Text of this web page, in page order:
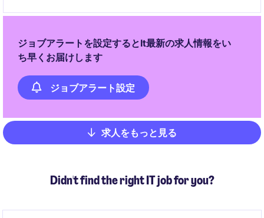
ジョブアラートを設定するとIt最新の求人情報をい
ち早くお届けします
ジョブアラート設定
Pagination
求人をもっと見る
Didn't find the right IT job for you?